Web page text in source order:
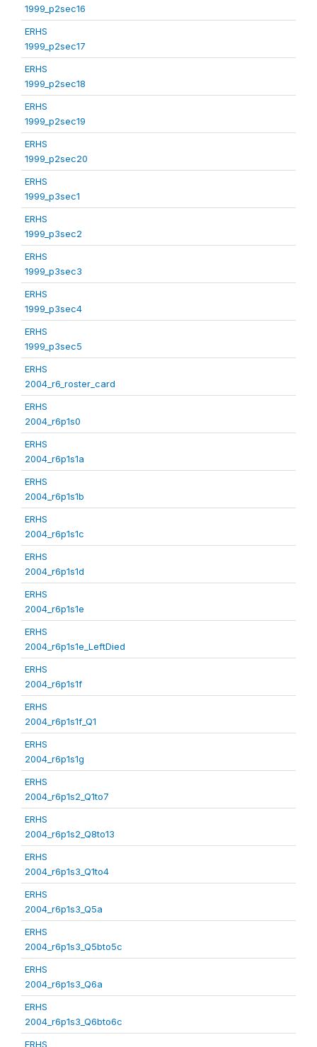
1999_p2sec16
ERHS
1999_p2sec17
ERHS
1999_p2sec18
ERHS
1999_p2sec19
ERHS
1999_p2sec20
ERHS
1999_p3sec1
ERHS
1999_p3sec2
ERHS
1999_p3sec3
ERHS
1999_p3sec4
ERHS
1999_p3sec5
ERHS
2004_r6_roster_card
ERHS
2004_r6p1s0
ERHS
2004_r6p1s1a
ERHS
2004_r6p1s1b
ERHS
2004_r6p1s1c
ERHS
2004_r6p1s1d
ERHS
2004_r6p1s1e
ERHS
2004_r6p1s1e_LeftDied
ERHS
2004_r6p1s1f
ERHS
2004_r6p1s1f_Q1
ERHS
2004_r6p1s1g
ERHS
2004_r6p1s2_Q1to7
ERHS
2004_r6p1s2_Q8to13
ERHS
2004_r6p1s3_Q1to4
ERHS
2004_r6p1s3_Q5a
ERHS
2004_r6p1s3_Q5bto5c
ERHS
2004_r6p1s3_Q6a
ERHS
2004_r6p1s3_Q6bto6c
ERHS